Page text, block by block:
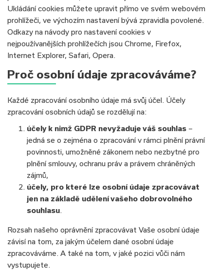
Ukládání cookies můžete upravit přímo ve svém webovém
prohlížeči, ve výchozím nastavení bývá zpravidla povolené.
Odkazy na návody pro nastavení cookies v
nejpoužívanějších prohlížečích jsou Chrome, Firefox,
Internet Explorer, Safari, Opera.
Proč osobní údaje zpracováváme?
Každé zpracování osobního údaje má svůj účel. Účely
zpracování osobních údajů se rozdělují na:
účely k nimž GDPR nevyžaduje váš souhlas –
jedná se o zejména o zpracování v rámci plnění právní
povinnosti, umožněné zákonem nebo nezbytné pro
plnění smlouvy, ochranu práv a právem chráněných
zájmů,
účely, pro které lze osobní údaje zpracovávat
jen na základě udělení vašeho dobrovolného
souhlasu.
Rozsah našeho oprávnění zpracovávat Vaše osobní údaje
závisí na tom, za jakým účelem dané osobní údaje
zpracováváme. A také na tom, v jaké pozici vůči nám
vystupujete.